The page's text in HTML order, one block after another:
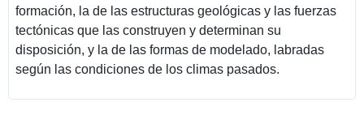
formación, la de las estructuras geológicas y las fuerzas
tectónicas que las construyen y determinan su
disposición, y la de las formas de modelado, labradas
según las condiciones de los climas pasados.